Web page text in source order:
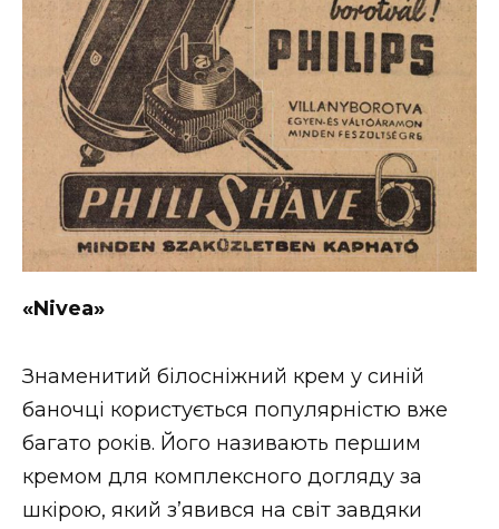
«Nivea»
Знаменитий білосніжний крем у синій
баночці користується популярністю вже
багато років. Його називають першим
кремом для комплексного догляду за
шкірою, який з’явився на світ завдяки